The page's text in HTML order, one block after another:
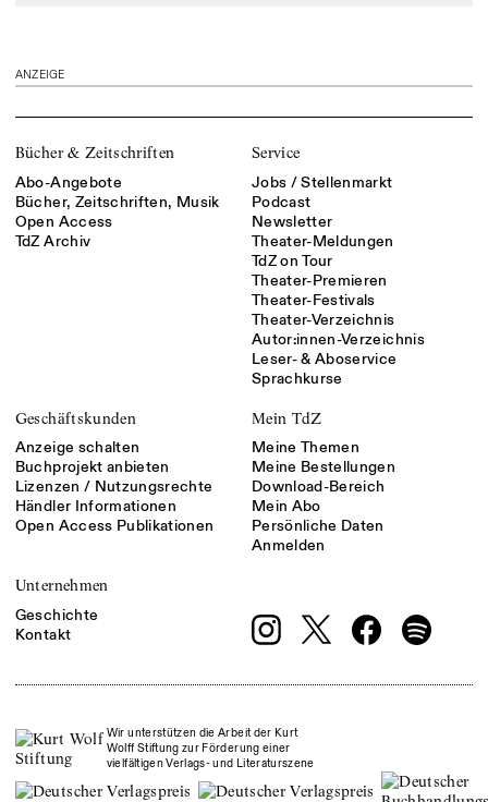
ANZEIGE
Bücher & Zeitschriften
Abo-Angebote
Bücher, Zeitschriften, Musik
Open Access
TdZ Archiv
Service
Jobs / Stellenmarkt
Podcast
Newsletter
Theater-Meldungen
TdZ on Tour
Theater-Premieren
Theater-Festivals
Theater-Verzeichnis
Autor:innen-Verzeichnis
Leser- & Aboservice
Sprachkurse
Geschäftskunden
Anzeige schalten
Buchprojekt anbieten
Lizenzen / Nutzungsrechte
Händler Informationen
Open Access Publikationen
Mein TdZ
Meine Themen
Meine Bestellungen
Download-Bereich
Mein Abo
Persönliche Daten
Anmelden
Unternehmen
Geschichte
Kontakt
Wir unterstützen die Arbeit der Kurt
Wolff Stiftung zur Förderung einer
vielfältigen Verlags- und Literaturszene